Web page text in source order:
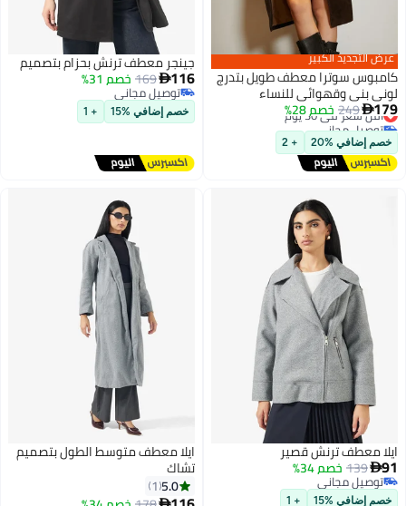
2
عرض التجديد الكبير
كامبوس سوترا معطف طويل بتدرج
لوني بني وقهوائي للنساء
179
249 خصم 28%
أقل سعر في 30 يوم
توصيل مجاني
أقل سعر في 30 يوم
خصم إضافي %20 + 2
جينجر معطف ترنش بحزام بتصميم
116
169 خصم 31%
توصيل مجاني
توصيل مجاني
خصم إضافي %15 + 1
ايلا معطف ترنش قصير
91
139 خصم 34%
توصيل مجاني
توصيل مجاني
خصم إضافي %15 + 1
ايلا معطف متوسط الطول بتصميم
تشاك
5.0
1